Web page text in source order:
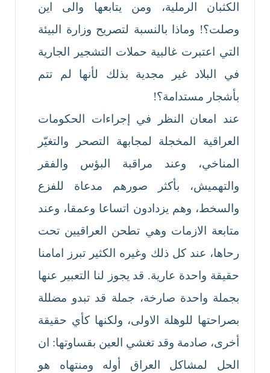
الكثبان الرملية، ومن يتابعها والى اين
وصلت؟! وماذا بالنسبة لتصريح وزارة البيئة
التي اعتبرت غالبية حملات التشجير الجارية
في البلاد غير مجدية بذلك لأنها لم تتم
بأشجار مستدامة؟!
عند امعان النظر في إجراءات الحكومات
العراقية المخجلة لمجابهة التصحر والتغيّر
المناخي، وعند مراقبة البؤس والفقر
والتهميش، بأكثر صورهم مدعاة للفزع
والسخط، وهم يزدادون اتساعا وعمقا، وعند
متابعة الازمات وهي تطحن العراقيين تحت
رحاها، عند كل ذلك وغيره الكثير تبرز امامنا
حقيقة واحدة عارية. قد يجوز لنا التعبير عنها
بجملة واحدة صارخة، جملة قد تبدو مضللة
بصراحتها للوهلة الاولى، ولكنها كأي حقيقة
أخرى، صادمة وقد تغشي العين بقساوتها: ان
الحل لمشاكل العراق أوله ومنتهاه هو